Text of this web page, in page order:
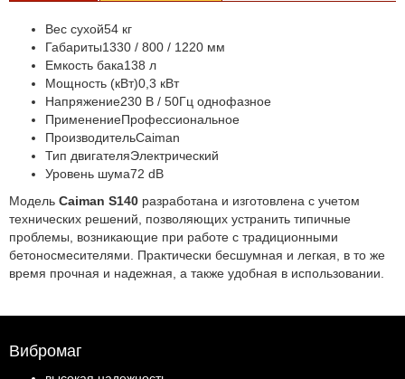
Вес сухой54 кг
Габариты1330 / 800 / 1220 мм
Емкость бака138 л
Мощность (кВт)0,3 кВт
Напряжение230 В / 50Гц однофазное
ПрименениеПрофессиональное
ПроизводительCaiman
Тип двигателяЭлектрический
Уровень шума72 dB
Модель Caiman S140 разработана и изготовлена с учетом
технических решений, позволяющих устранить типичные
проблемы, возникающие при работе с традиционными
бетоносмесителями. Практически бесшумная и легкая, в то же
время прочная и надежная, а также удобная в использовании.
Вибромаг